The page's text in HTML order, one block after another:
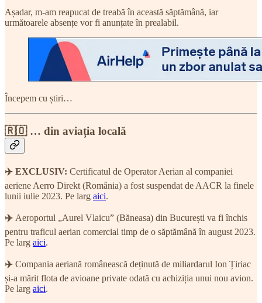
Așadar, m-am reapucat de treabă în această săptămână, iar
următoarele absențe vor fi anunțate în prealabil.
Începem cu știri…
🇷🇴 … din aviația locală
✈️ EXCLUSIV: Certificatul de Operator Aerian al companiei
aeriene Aerro Direkt (România) a fost suspendat de AACR la finele
lunii iulie 2023. Pe larg aici.
✈️ Aeroportul „Aurel Vlaicu” (Băneasa) din București va fi închis
pentru traficul aerian comercial timp de o săptămână în august 2023.
Pe larg aici.
✈️ Compania aeriană românească deținută de miliardarul Ion Țiriac
și-a mărit flota de avioane private odată cu achiziția unui nou avion.
Pe larg aici.